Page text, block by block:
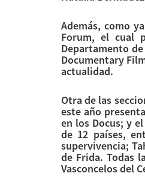
Además, como
Forum, el cual
Departamento
Documentary
actualidad.
Otra de las
este año
en los Docus; y
de 12 países,
supervivencia;
de Frida. Todas
Vasconcelos del